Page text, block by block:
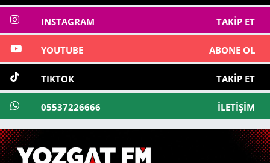
INSTAGRAM TAKIP ET
YOUTUBE ABONE OL
TIKTOK TAKIP ET
05537226666 İLETIŞIM